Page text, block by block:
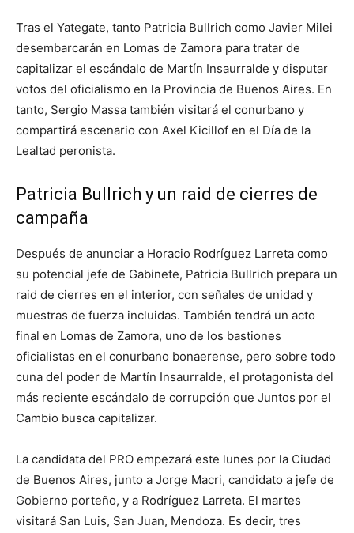
Tras el Yategate, tanto Patricia Bullrich como Javier Milei
desembarcarán en Lomas de Zamora para tratar de
capitalizar el escándalo de Martín Insaurralde y disputar
votos del oficialismo en la Provincia de Buenos Aires. En
tanto, Sergio Massa también visitará el conurbano y
compartirá escenario con Axel Kicillof en el Día de la
Lealtad peronista.
Patricia Bullrich y un raid de cierres de
campaña
Después de anunciar a Horacio Rodríguez Larreta como
su potencial jefe de Gabinete, Patricia Bullrich prepara un
raid de cierres en el interior, con señales de unidad y
muestras de fuerza incluidas. También tendrá un acto
final en Lomas de Zamora, uno de los bastiones
oficialistas en el conurbano bonaerense, pero sobre todo
cuna del poder de Martín Insaurralde, el protagonista del
más reciente escándalo de corrupción que Juntos por el
Cambio busca capitalizar.
La candidata del PRO empezará este lunes por la Ciudad
de Buenos Aires, junto a Jorge Macri, candidato a jefe de
Gobierno porteño, y a Rodríguez Larreta. El martes
visitará San Luis, San Juan, Mendoza. Es decir, tres